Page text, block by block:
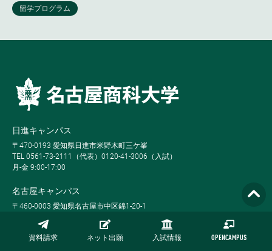
資料請求 ネット出願 入試情報 OPENCAMPUS
日進キャンパス
〒470-0193 愛知県日進市米野木町三ケ峯
TEL 0561-73-2111（代表）0120-41-3006（入試）
月-金 9:00-17:00
名古屋キャンパス
〒460-0003 愛知県名古屋市中区錦1-20-1
火-土 9:00-17:00